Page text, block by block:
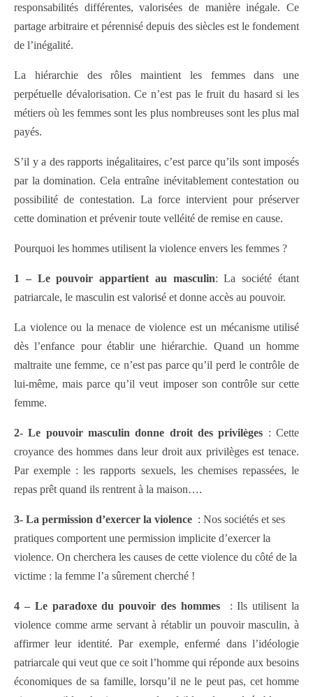
responsabilités différentes, valorisées de manière inégale. Ce
partage arbitraire et pérennisé depuis des siècles est le fondement
de l’inégalité.
La hiérarchie des rôles maintient les femmes dans une
perpétuelle dévalorisation. Ce n’est pas le fruit du hasard si les
métiers où les femmes sont les plus nombreuses sont les plus mal
payés.
S’il y a des rapports inégalitaires, c’est parce qu’ils sont imposés
par la domination. Cela entraîne inévitablement contestation ou
possibilité de contestation. La force intervient pour préserver
cette domination et prévenir toute velléité de remise en cause.
Pourquoi les hommes utilisent la violence envers les femmes ?
1 – Le pouvoir appartient au masculin: La société étant
patriarcale, le masculin est valorisé et donne accès au pouvoir.
La violence ou la menace de violence est un mécanisme utilisé
dès l’enfance pour établir une hiérarchie. Quand un homme
maltraite une femme, ce n’est pas parce qu’il perd le contrôle de
lui-même, mais parce qu’il veut imposer son contrôle sur cette
femme.
2- Le pouvoir masculin donne droit des privilèges : Cette
croyance des hommes dans leur droit aux privilèges est tenace.
Par exemple : les rapports sexuels, les chemises repassées, le
repas prêt quand ils rentrent à la maison….
3- La permission d’exercer la violence : Nos sociétés et ses
pratiques comportent une permission implicite d’exercer la
violence. On cherchera les causes de cette violence du côté de la
victime : la femme l’a sûrement cherché !
4 – Le paradoxe du pouvoir des hommes
: Ils utilisent la
violence comme arme servant à rétablir un pouvoir masculin, à
affirmer leur identité. Par exemple, enfermé dans l’idéologie
patriarcale qui veut que ce soit l’homme qui réponde aux besoins
économiques de sa famille, lorsqu’il ne le peut pas, cet homme